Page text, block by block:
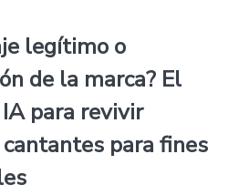
legítimo o
de la marca? El
para revivir
para fines